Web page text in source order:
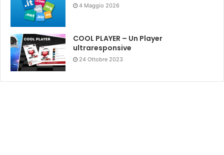
4 Maggio 2026
COOL PLAYER – Un Player
ultraresponsive
24 Ottobre 2023